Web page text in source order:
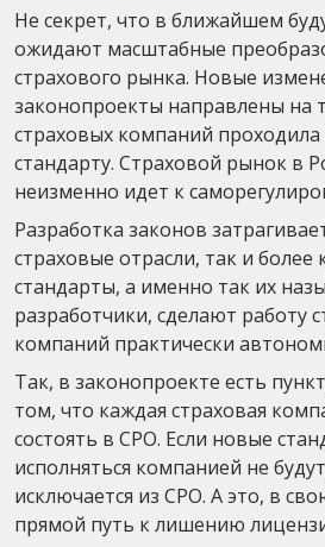
Не секрет, что в ближайшем
ожидают масштабные
страхового рынка. Новые
законопроекты направлены на
страховых компаний
стандарту. Страховой рынок в
неизменно идет к
Разработка законов
страховые отрасли, так и
стандарты, а именно так их
разработчики, сделают работу
компаний практически
Так, в законопроекте есть
том, что каждая страховая
состоять в СРО. Если новые
исполняться компанией не
исключается из СРО. А это, в
прямой путь к лишению